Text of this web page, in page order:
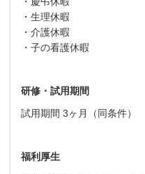
・生理休暇
・介護休暇
・子の看護休暇
研修・試用期間
試用期間 3ヶ月（同条件）
福利厚生